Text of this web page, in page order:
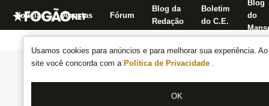
Usamos cookies para anúncios e para melhorar sua experiência.
site você concorda com a Política de Privacidade .
OK
Notícias Apostas Fórum
Blog da
Redação
Boletim
do C.E.
Blog
do